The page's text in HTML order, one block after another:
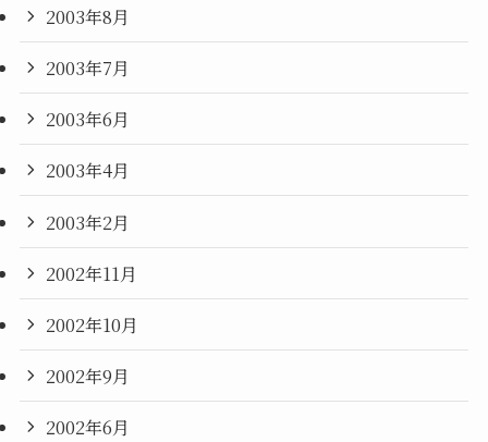
2003年8月
2003年7月
2003年6月
2003年4月
2003年2月
2002年11月
2002年10月
2002年9月
2002年6月